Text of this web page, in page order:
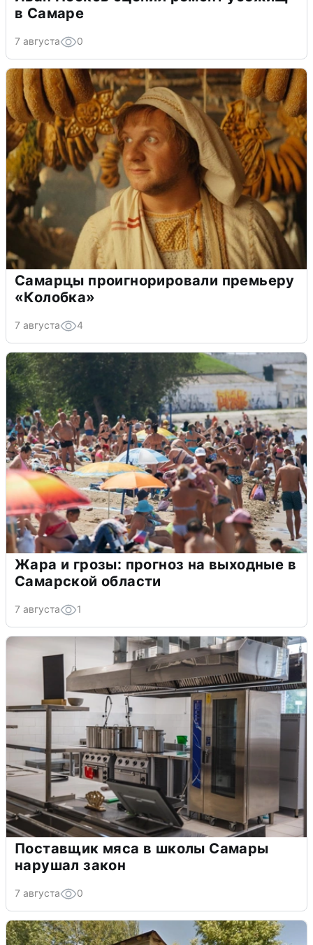
в Самаре
7 августа 0
Самарцы проигнорировали премьеру
«Колобка»
7 августа 4
Жара и грозы: прогноз на выходные в
Самарской области
7 августа 1
Поставщик мяса в школы Самары
нарушал закон
7 августа 0